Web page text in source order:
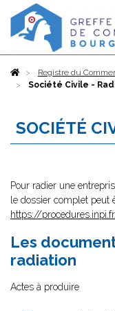
AccueilRegistre du
Société Civile -
SOCIÉTÉ
Pour radier une
le dossier complet peut
https://
Les
radiation
Actes à produire